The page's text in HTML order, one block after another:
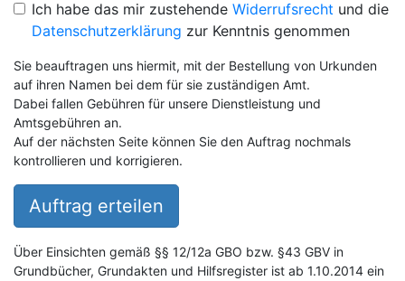
Ich habe das mir zustehende Widerrufsrecht und die
Datenschutzerklärung zur Kenntnis genommen
Sie beauftragen uns hiermit, mit der Bestellung von Urkunden
auf ihren Namen bei dem für sie zuständigen Amt.
Dabei fallen Gebühren für unsere Dienstleistung und
Amtsgebühren an.
Auf der nächsten Seite können Sie den Auftrag nochmals
kontrollieren und korrigieren.
Auftrag erteilen
Über Einsichten gemäß §§ 12/12a GBO bzw. §43 GBV in
Grundbücher, Grundakten und Hilfsregister ist ab 1.10.2014 ein